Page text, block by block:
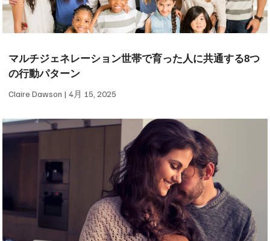
マルチジェネレーション世帯で育った人に共通する8つ
の行動パターン
Claire Dawson 4月 15, 2025